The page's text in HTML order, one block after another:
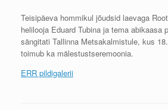
Teisipäeva hommikul jõudsid laevaga
helilooja Eduard Tubina ja tema abikaasa
sängitati Tallinna Metsakalmistule, kus
toimub ka mälestustseremoonia.
ERR pildigalerii